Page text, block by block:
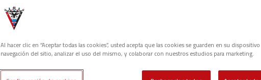
Al hacer clic en “Aceptar todas las cookies”, usted acepta que las cookies se guarden en su
navegación del sitio, analizar el uso del mismo, y colaborar con nuestros estudios para marketing.